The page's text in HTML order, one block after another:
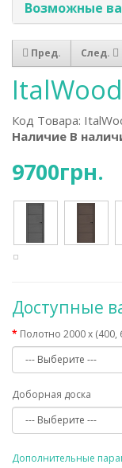
Возможные
Пред. След.
Код Товара:
Наличие В
9700грн.
Доступные
Полотно 2000 х (400,
Доборная доска
Дополнительные